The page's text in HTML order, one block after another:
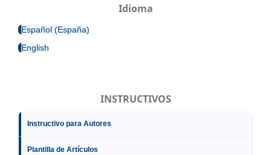
Idioma
Español (España)
English
INSTRUCTIVOS
Instructivo para Autores
Plantilla de Artículos